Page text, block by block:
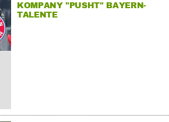
KOMPANY "PUSHT" BAYERN-
TALENTE